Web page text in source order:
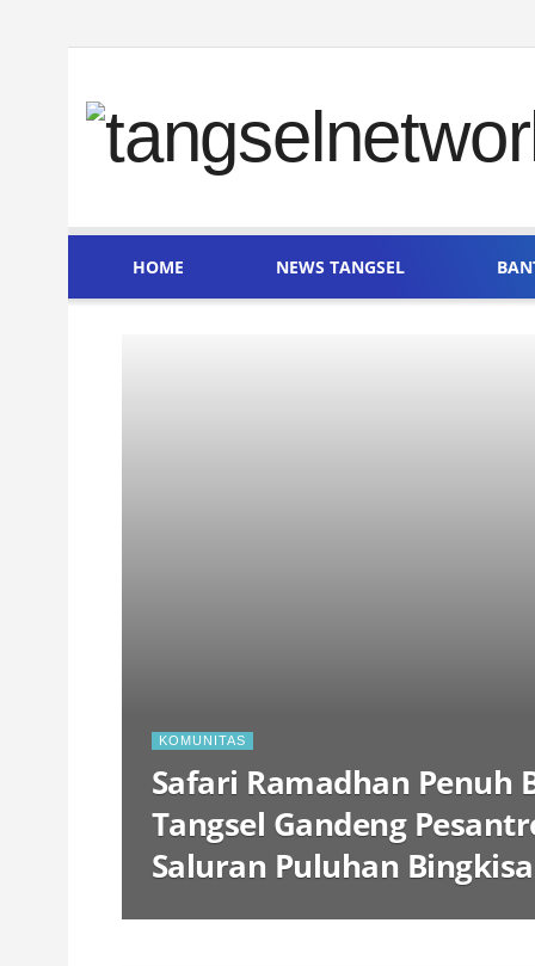
HOME NEWS TANGSEL
KOMUNITAS
Safari Ramadhan Penuh
Tangsel Gandeng
Saluran Puluhan